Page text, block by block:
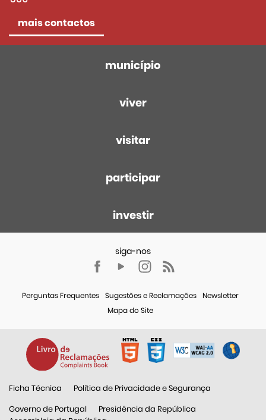
mais contactos
município
viver
visitar
participar
investir
Perguntas Frequentes Sugestões e Reclamações
Newsletter
Mapa do Site
Ficha Técnica
Política de Privacidade e Segurança
Governo de Portugal
Presidência da República